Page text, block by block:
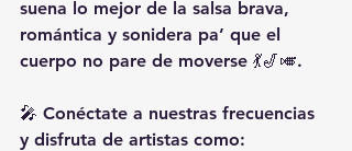
suena lo mejor de la salsa brava,
romántica y sonidera pa’ que el
cuerpo no pare de moverse 💃🎷🎺.
🎤 Conéctate a nuestras frecuencias
y disfruta de artistas como: